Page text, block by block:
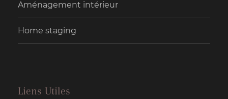
Aménagement intérieur
Home staging
Liens Utiles